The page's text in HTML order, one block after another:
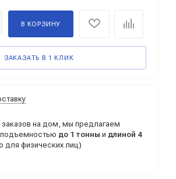
В КОРЗИНУ
ЗАКАЗАТЬ В 1 КЛИК
заказов на дом, мы предлагаем
до 1 тонны и длиной 4
для физических лиц)